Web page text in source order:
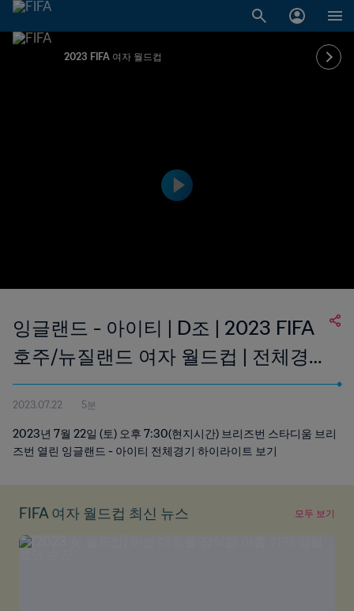
2023 FIFA 여자 월드컵
잉글랜드 - 아이티 | D조 | 2023 FIFA
호주/뉴질랜드 여자 월드컵 | 전체경기
하이라이트
2023.07.22 5분
2023년 7월 22일 (토) 오후 7:30(현지시간) 브리즈번 스타디움 브리
즈번 열린 잉글랜드 - 아이티 전체경기 하이라이트 보기
FIFA 여자 월드컵 최신 뉴스 모두 보기